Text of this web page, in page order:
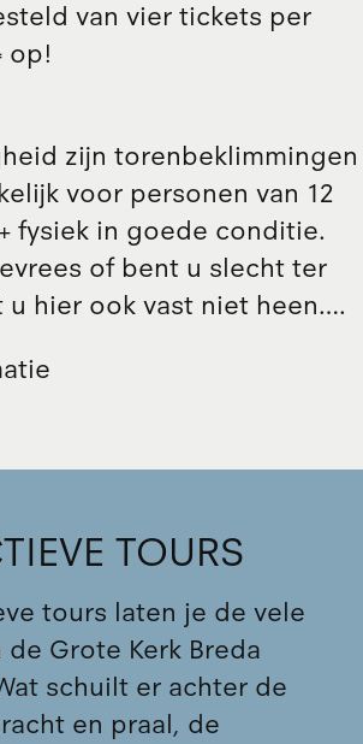
van vier tickets per
op!
zijn torenbeklimmingen
voor personen van 12
fysiek in goede conditie.
of bent u slecht ter
u hier ook vast niet heen….
TOURS
tours laten je de vele
Grote Kerk Breda
schuilt er achter de
en praal, de